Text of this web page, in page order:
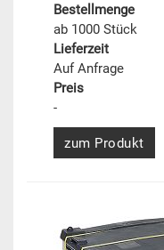
Bestellmenge
ab 1000 Stück
Lieferzeit
Auf Anfrage
Preis
-
zum Produkt